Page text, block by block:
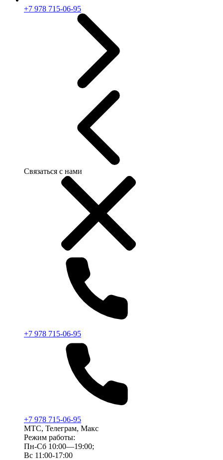
+7 978 715-06-95
Связаться с нами
+7 978 715-06-95
+7 978 715-06-95
МТС, Телеграм, Макс
Режим работы:
Пн-Сб 10:00—19:00;
Вс 11:00-17:00